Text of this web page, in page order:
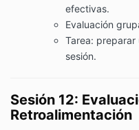
efectivas.
Evaluación
Tarea: preparar
sesión.
Sesión 12:
Retroalimentación